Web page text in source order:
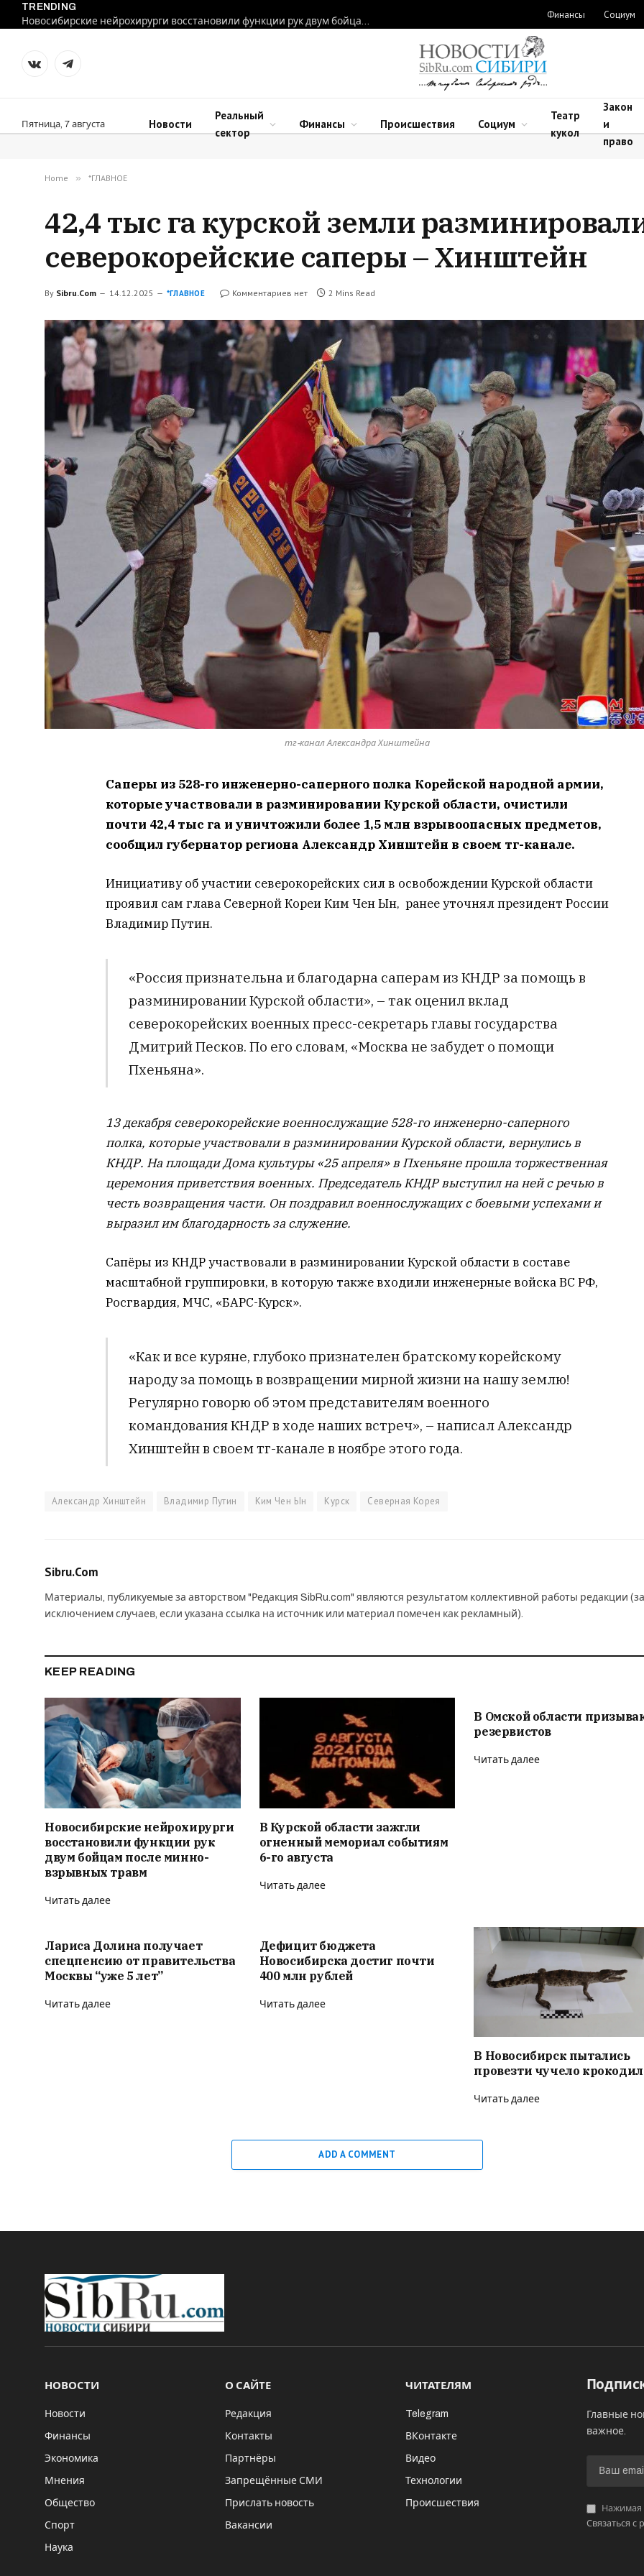
TRENDING
Новосибирские нейрохирурги восстановили функции рук двум бойцам после минно-взрывных травм
Финансы Социум
VKontakteTelegram
Пятница, 7 августа Новости
Реальный
сектор
Финансы Происшествия Социум
Театр
кукол
Закон
и
право
Home » *ГЛАВНОЕ
42,4 тыс га курской земли
северокорейские саперы – Хинштейн
By Sibru.Com 14.12.2025 *ГЛАВНОЕ Комментариев нет 2 Mins Read
тг-канал Александра Хинштейна
Саперы из 528-го инженерно-саперного полка Корейской народной армии,
которые участвовали в разминировании Курской области, очистили
почти 42,4 тыс га и уничтожили более 1,5 млн взрывоопасных предметов,
сообщил губернатор региона Александр Хинштейн в своем тг-канале.
Инициативу об участии северокорейских сил в освобождении Курской области
проявил сам глава Северной Кореи Ким Чен Ын, ранее уточнял президент России
Владимир Путин.
«Россия признательна и благодарна саперам из КНДР за помощь в
разминировании Курской области», – так оценил вклад
северокорейских военных пресс-секретарь главы государства
Дмитрий Песков. По его словам, «Москва не забудет о помощи
Пхеньяна».
13 декабря северокорейские военнослужащие 528-го инженерно-саперного
полка, которые участвовали в разминировании Курской области, вернулись в
КНДР. На площади Дома культуры «25 апреля» в Пхеньяне прошла торжественная
церемония приветствия военных. Председатель КНДР выступил на ней с речью в
честь возвращения части. Он поздравил военнослужащих с боевыми успехами и
выразил им благодарность за служение.
Сапёры из КНДР участвовали в разминировании Курской области в составе
масштабной группировки, в которую также входили инженерные войска ВС РФ,
Росгвардия, МЧС, «БАРС-Курск».
«Как и все куряне, глубоко признателен братскому корейскому
народу за помощь в возвращении мирной жизни на нашу землю!
Регулярно говорю об этом представителям военного
командования КНДР в ходе наших встреч», – написал Александр
Хинштейн в своем тг-канале в ноябре этого года.
Александр Хинштейн Владимир Путин Ким Чен Ын Курск Северная Корея
Sibru.Com
Материалы, публикуемые за авторством "Редакция SibRu.com" являются результатом коллективной работы редакции (за
исключением случаев, если указана ссылка на источник или материал помечен как рекламный).
KEEP READING
Новосибирские нейрохирурги
восстановили функции рук
двум бойцам после минно-
взрывных травм
Читать далее
В Курской области зажгли
огненный мемориал событиям
6-го августа
Читать далее
В Омской области
резервистов
Читать далее
Лариса Долина получает
спецпенсию от правительства
Москвы “уже 5 лет”
Читать далее
Дефицит бюджета
Новосибирска достиг почти
400 млн рублей
Читать далее
В Новосибирск пытались
провезти чучело
Читать далее
ADD A COMMENT
НОВОСТИ
Новости
Финансы
Экономика
Мнения
Общество
Спорт
Наука
О САЙТЕ
Редакция
Контакты
Партнёры
Запрещённые СМИ
Прислать новость
Вакансии
ЧИТАТЕЛЯМ
Telegram
ВКонтакте
Видео
Технологии
Происшествия
Главные
важное.
Нажимая
Связаться с